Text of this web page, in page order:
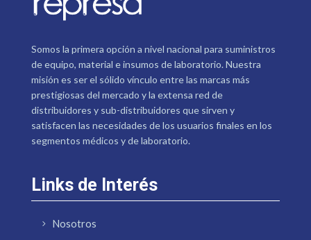
Somos la primera opción a nivel nacional para suministros
de equipo, material e insumos de laboratorio. Nuestra
misión es ser el sólido vínculo entre las marcas más
prestigiosas del mercado y la extensa red de
distribuidores y sub-distribuidores que sirven y
satisfacen las necesidades de los usuarios finales en los
segmentos médicos y de laboratorio.
Links de Interés
Nosotros